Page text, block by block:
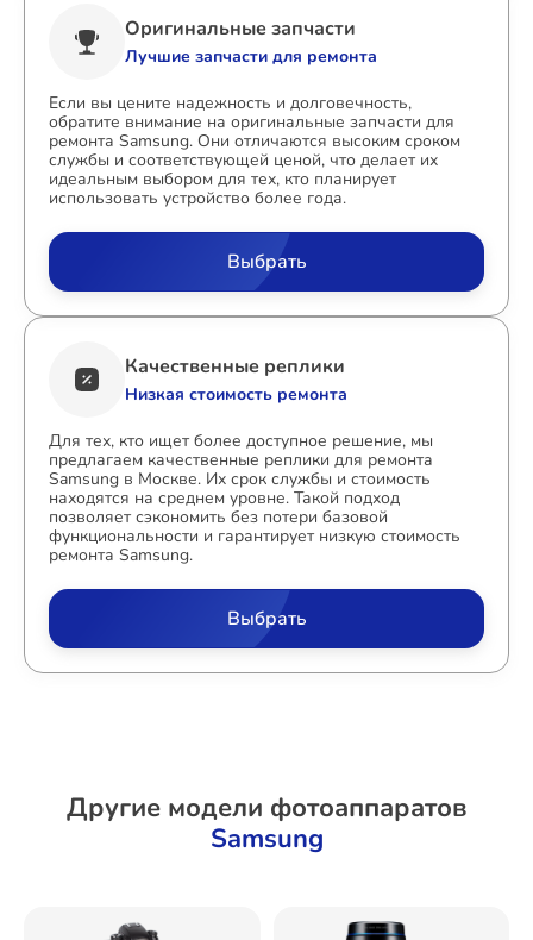
Оригинальные запчасти
Лучшие запчасти для ремонта
Если вы цените надежность и долговечность,
обратите внимание на оригинальные запчасти для
ремонта Samsung. Они отличаются высоким сроком
службы и соответствующей ценой, что делает их
идеальным выбором для тех, кто планирует
использовать устройство более года.
Выбрать
Качественные реплики
Низкая стоимость ремонта
Для тех, кто ищет более доступное решение, мы
предлагаем качественные реплики для ремонта
Samsung в Москве. Их срок службы и стоимость
находятся на среднем уровне. Такой подход
позволяет сэкономить без потери базовой
функциональности и гарантирует низкую стоимость
ремонта Samsung.
Выбрать
Другие модели фотоаппаратов
Samsung